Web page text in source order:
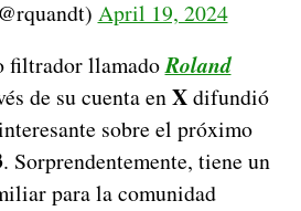
April 19, 2024
filtrador llamadoRoland
de su cuenta enXdifundió
sobre el próximo
. Sorprendentemente, tiene un
para la comunidad